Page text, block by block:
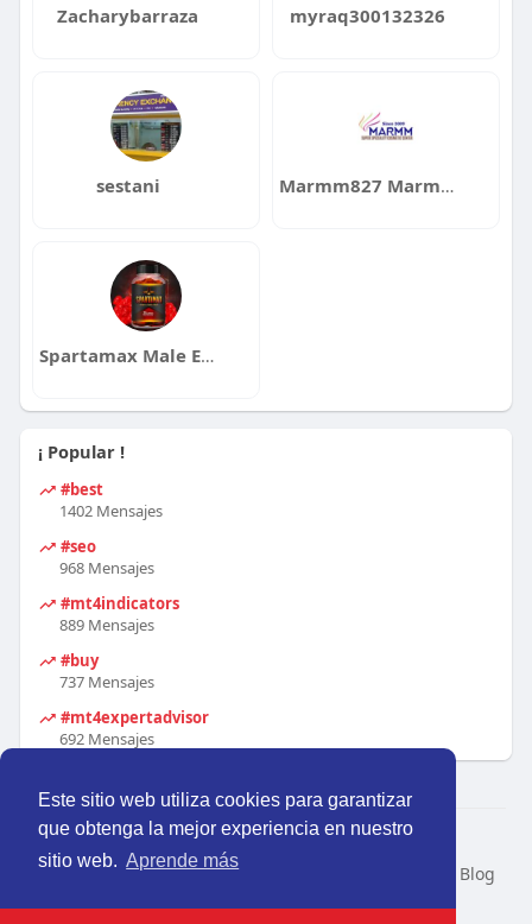
Este sitio web utiliza cookies para garantizar
que obtenga la mejor experiencia en nuestro
sitio web. Aprende más
Zacharybarraza myraq300132326
sestani Marmm827 Marmm
Spartamax Male Enhancement Gummies
¡ Popular !
#best
1402 Mensajes
#seo
968 Mensajes
#mt4indicators
889 Mensajes
#buy
737 Mensajes
#mt4expertadvisor
692 Mensajes
© 2026 Perú Activo
Inicio
Nosotros Contacto
Blog